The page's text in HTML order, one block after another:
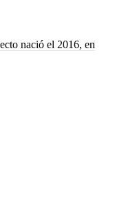
nació el 2016, en